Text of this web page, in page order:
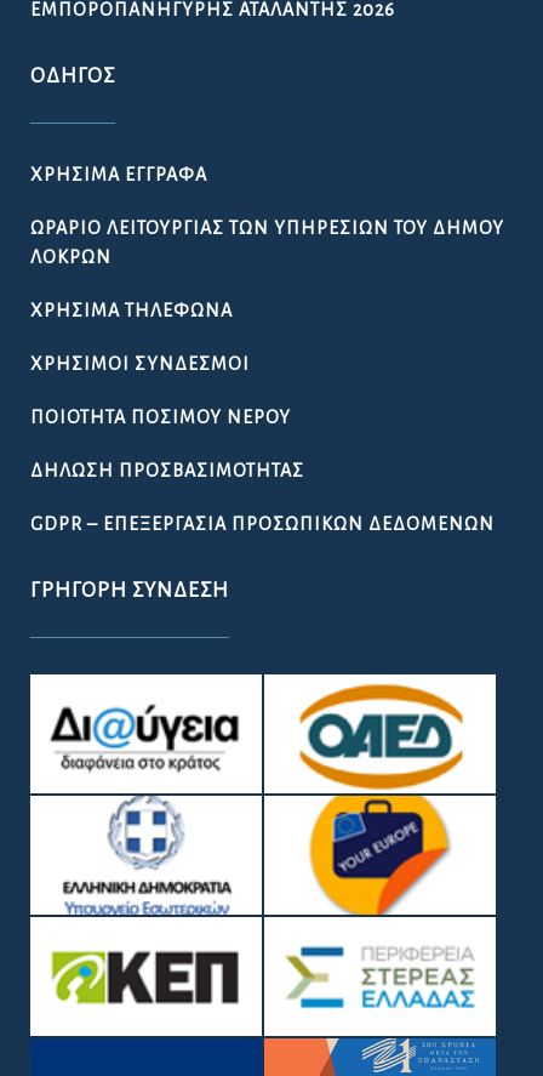
ΕΜΠΟΡΟΠΑΝΉΓΥΡΗΣ ΑΤΑΛΆΝΤΗΣ 2026
ΟΔΗΓΌΣ
ΧΡΉΣΙΜΑ ΈΓΓΡΑΦΑ
ΩΡΆΡΙΟ ΛΕΙΤΟΥΡΓΊΑΣ ΤΩΝ ΥΠΗΡΕΣΙΏΝ ΤΟΥ ΔΉΜΟΥ
ΛΟΚΡΏΝ
ΧΡΉΣΙΜΑ ΤΗΛΈΦΩΝΑ
ΧΡΉΣΙΜΟΙ ΣΎΝΔΕΣΜΟΙ
ΠΟΙΌΤΗΤΑ ΠΌΣΙΜΟΥ ΝΕΡΟΎ
ΔΉΛΩΣΗ ΠΡΟΣΒΑΣΙΜΌΤΗΤΑΣ
GDPR – ΕΠΕΞΕΡΓΑΣΙΑ ΠΡΟΣΩΠΙΚΩΝ ΔΕΔΟΜΕΝΩΝ
ΓΡΉΓΟΡΗ ΣΎΝΔΕΣΗ